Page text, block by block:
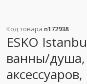
Код товара n172938
ESKO
ванны/